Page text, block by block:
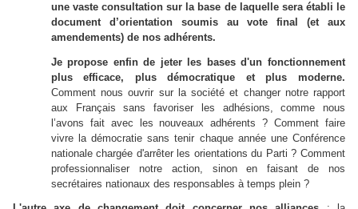
une vaste consultation sur la base de laquelle sera établi le
document d’orientation soumis au vote final (et aux
amendements) de nos adhérents.
Je propose enfin de jeter les bases d'un fonctionnement
plus efficace, plus démocratique et plus moderne.
Comment nous ouvrir sur la société et changer notre rapport
aux Français sans favoriser les adhésions, comme nous
l’avons fait avec les nouveaux adhérents ? Comment faire
vivre la démocratie sans tenir chaque année une Conférence
nationale chargée d'arrêter les orientations du Parti ? Comment
professionnaliser notre action, sinon en faisant de nos
secrétaires nationaux des responsables à temps plein ?